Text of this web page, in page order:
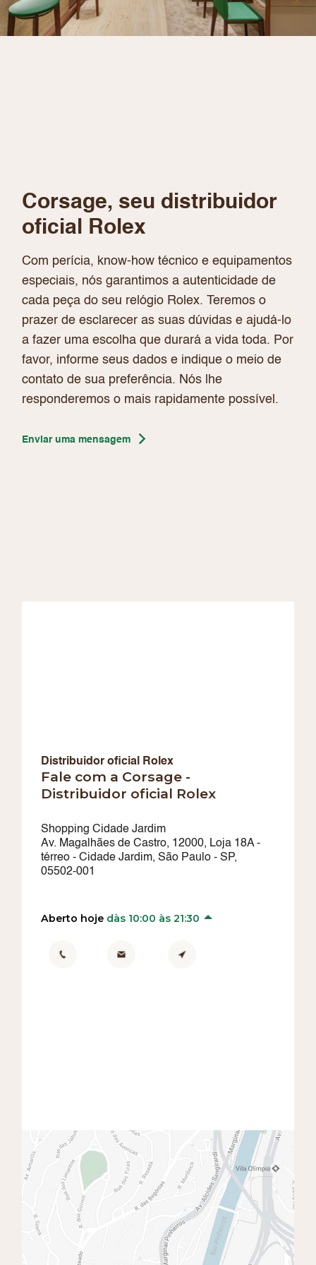
Corsage, seu distribuidor
oficial Rolex
Com perícia, know-how técnico e equipamentos
especiais, nós garantimos a autenticidade de
cada peça do seu relógio Rolex. Teremos o
prazer de esclarecer as suas dúvidas e ajudá-lo
a fazer uma escolha que durará a vida toda. Por
favor, informe seus dados e indique o meio de
contato de sua preferência. Nós lhe
responderemos o mais rapidamente possível.
Enviar uma mensagem
Distribuidor oficial Rolex
Fale com a Corsage -
Distribuidor oficial Rolex
Shopping Cidade Jardim
Av. Magalhães de Castro, 12000, Loja 18A -
térreo - Cidade Jardim, São Paulo - SP,
05502-001
Aberto hoje dàs 10:00 às 21:30